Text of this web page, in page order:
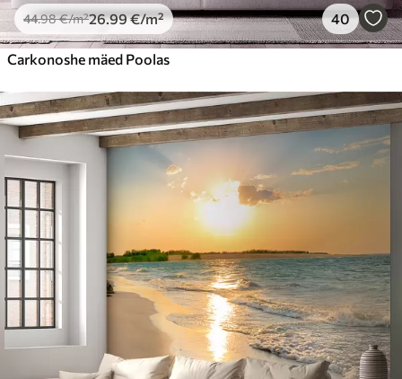
44.98€/m²26.99€/m² 40
Carkonoshe mäed Poolas